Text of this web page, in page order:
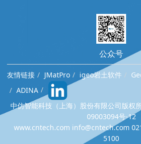
公众号
友情链接 JMatPro igeo岩土软件
ADINA
中仿智能科技（上海）股份有限公司版权
09003094号-12
www.cntech.com info@cntech.com
5100